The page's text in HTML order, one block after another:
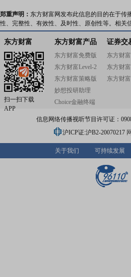
郑重声明： 东方财富网发布此信息的目的在于传
性、完整性、有效性、及时性、原创性等。相
东方财富
扫一扫下载
APP
东方财富产品
东方财富免费版
东方财富Level-2
东方财富策略版
妙想投研助理
Choice金融终端
证券交
东方财
东方财
东方财
信息网络传播视听节目许可证：
沪ICP证:沪B2-20070217
关于我们 可持续发展